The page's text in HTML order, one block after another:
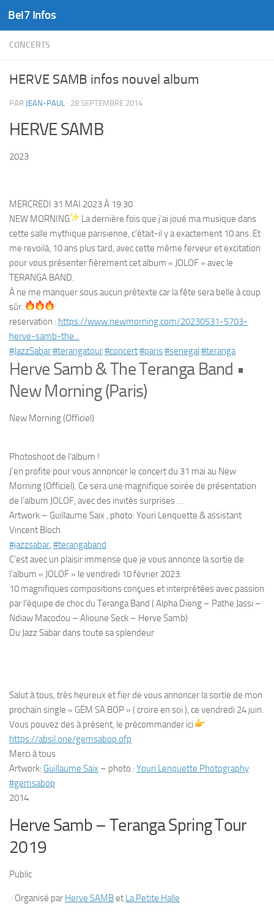
Skip to content
Bel7 Infos
CONCERTS
HERVE SAMB infos nouvel album
PAR JEAN-PAUL · 28 SEPTEMBRE 2014
HERVE SAMB
2023
MERCREDI 31 MAI 2023 À 19:30
NEW MORNING
La dernière fois que j’ai joué ma musique dans
cette salle mythique parisienne, c’était-il y a exactement 10 ans. Et
me revoilà, 10 ans plus tard, avec cette même ferveur et excitation
pour vous présenter fièrement cet album « JOLOF » avec le
TERANGA BAND.
À ne me manquer sous aucun prétexte car la fête sera belle à coup
sûr.
reservation : https://www.newmorning.com/20230531-5703-
herve-samb-the...
#JazzSabar#terangatour#concert#paris#senegal #teranga
Herve Samb & The Teranga Band •
New Morning (Paris)
New Morning (Officiel)
Photoshoot de l’album !
J’en profite pour vous annoncer le concert du 31 mai au New
Morning (Officiel). Ce sera une magnifique soirée de présentation
de l’album JOLOF, avec des invités surprises …
Artwork – Guillaume Saix , photo: Youri Lenquette & assistant
Vincent Bloch
#jazzsabar, #terangaband
C’est avec un plaisir immense que je vous annonce la sortie de
l’album « JOLOF » le vendredi 10 février 2023.
10 magnifiques compositions conçues et interprétées avec passion
par l’équipe de choc du Teranga Band ( Alpha Dieng – Pathe Jassi –
Ndiaw Macodou – Alioune Seck – Herve Samb)
Du Jazz Sabar dans toute sa splendeur
Salut à tous, très heureux et fier de vous annoncer la sortie de mon
prochain single « GËM SA BOP » ( croire en soi ), ce vendredi 24 juin.
Vous pouvez des à présent, le précommander ici
https://absil.one/gemsabop.ofp
Merci à tous
Artwork: Guillaume Saix – photo : Youri Lenquette Photography
#gemsabop
2014
Herve Samb – Teranga Spring Tour
2019
Public
· Organisé par Herve SAMBet La Petite Halle